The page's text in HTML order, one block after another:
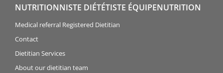
NUTRITIONNISTE DIÉTÉTISTE ÉQUIPENUTRITION
Medical referral Registered Dietitian
Contact
Dietitian Services
About our dietitian team